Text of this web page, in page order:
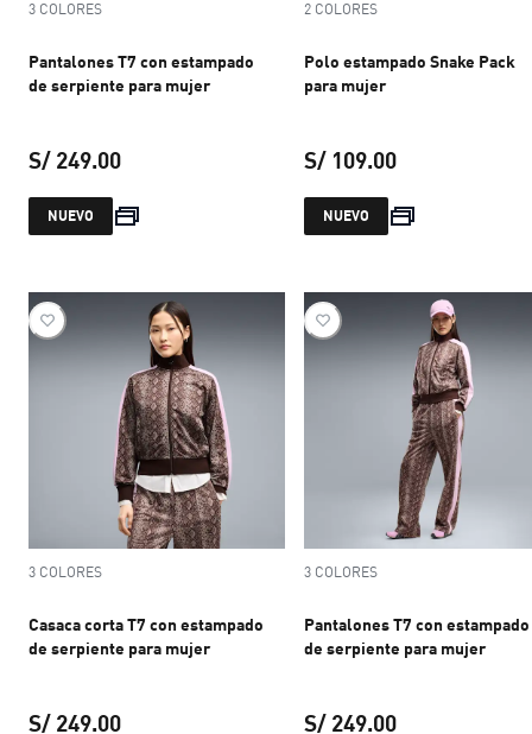
3 COLORES
Pantalones T7 con estampado
de serpiente para mujer
S/ 249.00
precio actual S/ 249.00
NUEVO
2 COLORES
Polo estampado Snake Pack
para mujer
S/ 109.00
precio actual
NUEVO
3 COLORES
Casaca corta T7 con estampado
de serpiente para mujer
S/ 249.00
3 COLORES
Pantalones T7 con estampado
de serpiente para mujer
S/ 249.00